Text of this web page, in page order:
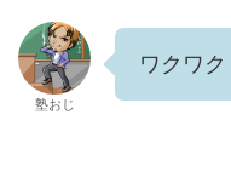
塾おじ
ワクワク